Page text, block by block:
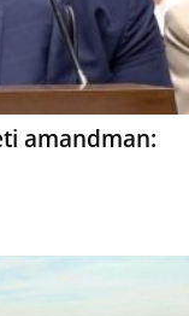
amandman: